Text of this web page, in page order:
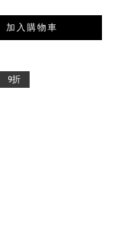
加入購物車
9折